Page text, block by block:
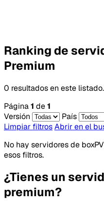
Ranking de
Premium
0 resultados en este listado.
Página1 de1
Versión
País
Limpiar filtrosAbrir en el
No hay servidores de
esos filtros.
¿Tienes un
premium?